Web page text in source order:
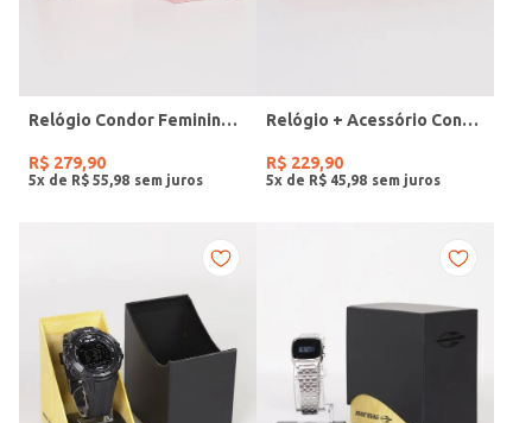
Relógio Condor Feminino DOURADO
R$ 279,90
5x de R$ 55 98
Relógio + Acessório Condor Feminino PRATA
R$ 229,90
5x de R$ 45 98